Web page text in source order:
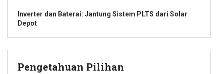
Inverter dan Baterai: Jantung Sistem PLTS dari Solar
Depot
Pengetahuan Pilihan